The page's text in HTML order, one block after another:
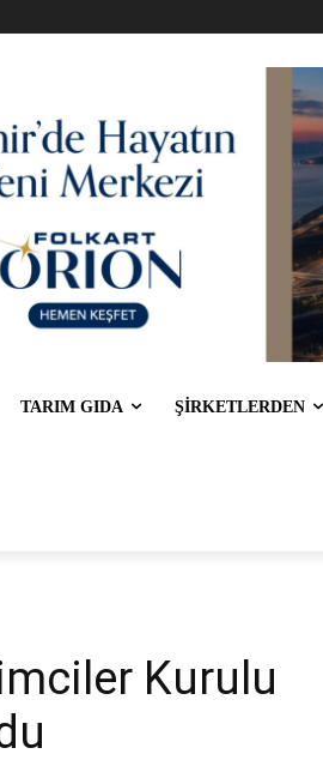
TARIM GIDA ŞİRKETLERDEN
Kurulu